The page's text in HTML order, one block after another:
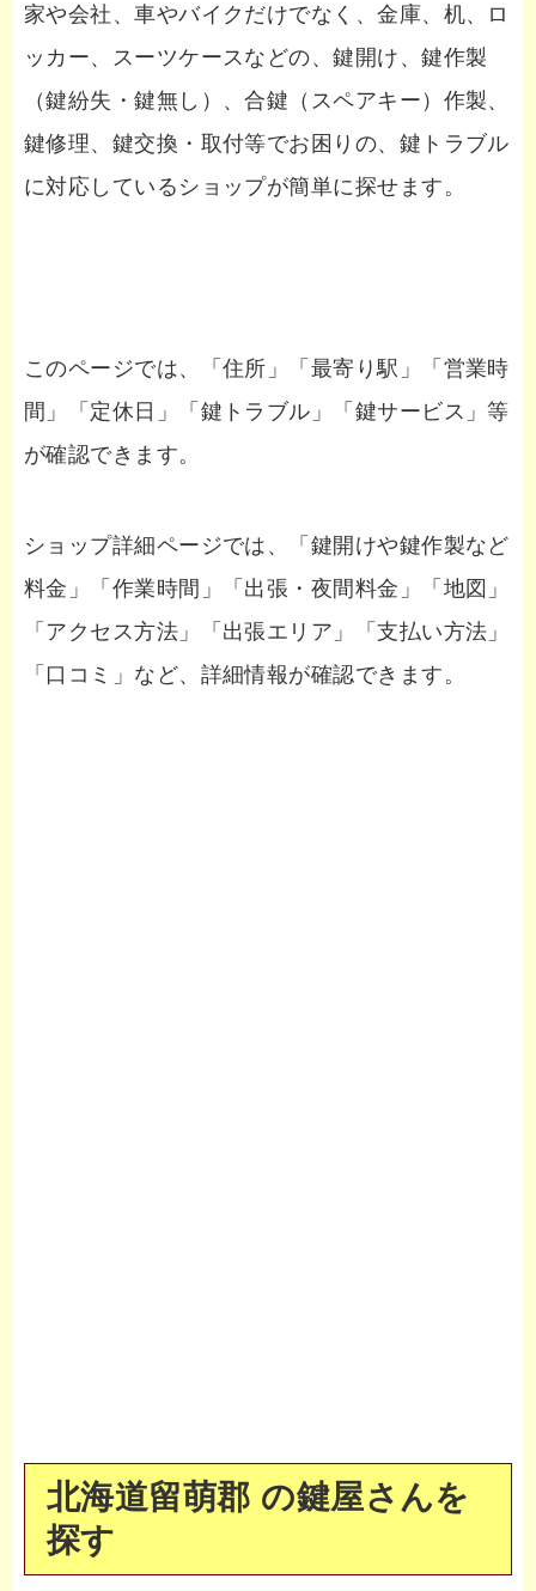
家や会社、車やバイクだけでなく、金庫、机、ロ
ッカー、スーツケースなどの、鍵開け、鍵作製
（鍵紛失・鍵無し）、合鍵（スペアキー）作製、
鍵修理、鍵交換・取付等でお困りの、鍵トラブル
に対応しているショップが簡単に探せます。
このページでは、「住所」「最寄り駅」「営業時
間」「定休日」「鍵トラブル」「鍵サービス」等
が確認できます。
ショップ詳細ページでは、「鍵開けや鍵作製など
料金」「作業時間」「出張・夜間料金」「地図」
「アクセス方法」「出張エリア」「支払い方法」
「口コミ」など、詳細情報が確認できます。
北海道留萌郡 の鍵屋さんを
探す